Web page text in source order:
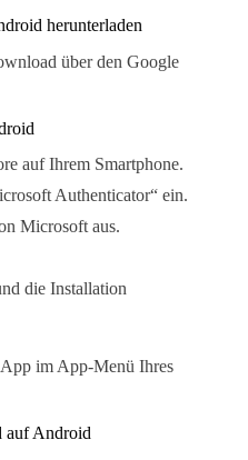
herunterladen
über den Google
auf Ihrem Smartphone.
Authenticator“ ein.
Microsoft aus.
die Installation
im App-Menü Ihres
auf Android